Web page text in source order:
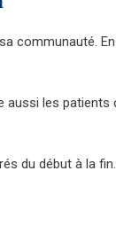
communauté.
aussi les
du début à la fin.